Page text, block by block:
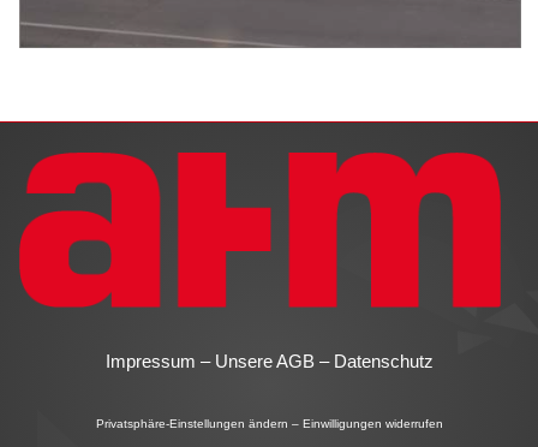
Impressum – Unsere AGB – Datenschutz
Privatsphäre-Einstellungen ändern – Einwilligungen widerrufen